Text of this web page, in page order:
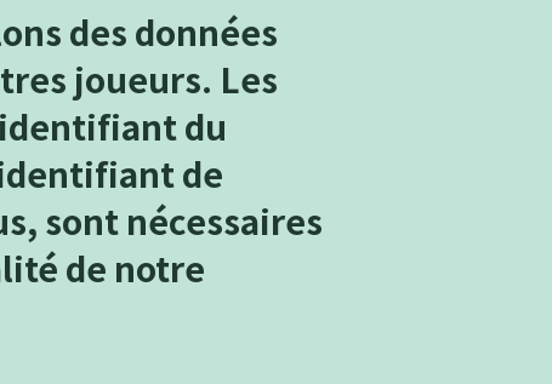
des données
joueurs. Les
du
de
sont nécessaires
de notre